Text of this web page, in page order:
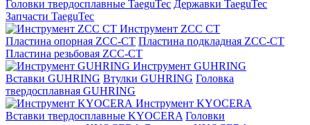
Головки твердосплавные TaeguTec Державки TaeguTec
Запчасти TaeguTec
Инструмент ZCС CT
Пластина опорная ZCC-CT Пластина подкладная ZCC-CT
Пластина резьбовая ZCC-CT
Инструмент GUHRING
Вставки GUHRING Втулки GUHRING Головка
твердосплавная GUHRING
Инструмент KYOCERA
Вставки твердосплавные KYOCERA Головки